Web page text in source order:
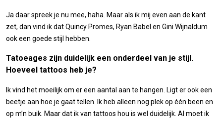
Ja daar spreek je nu mee, haha. Maar als ik mij even aan de kant
zet, dan vind ik dat Quincy Promes, Ryan Babel en Gini Wijnaldum
ook een goede stijl hebben.
Tatoeages zijn duidelijk een onderdeel van je stijl.
Hoeveel tattoos heb je?
Ik vind het moeilijk om er een aantal aan te hangen. Ligt er ook een
beetje aan hoe je gaat tellen. Ik heb alleen nog plek op één been en
op m’n buik. Maar dat ik van tattoos hou is wel duidelijk. Al moet ik